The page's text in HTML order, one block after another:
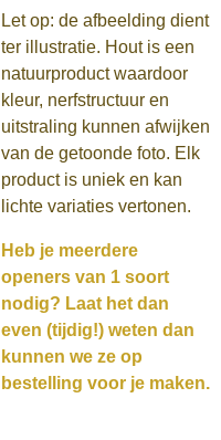
Let op: de afbeelding dient
ter illustratie. Hout is een
natuurproduct waardoor
kleur, nerfstructuur en
uitstraling kunnen afwijken
van de getoonde foto. Elk
product is uniek en kan
lichte variaties vertonen.
Heb je meerdere
openers van 1 soort
nodig? Laat het dan
even (tijdig!) weten dan
kunnen we ze op
bestelling voor je maken.